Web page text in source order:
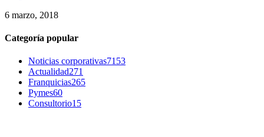
6 marzo, 2018
Categoría popular
Noticias corporativas7153
Actualidad271
Franquicias265
Pymes60
Consultorio15